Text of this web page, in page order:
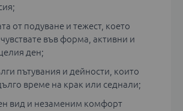
от подуване и тежест, което
във форма, активни и
ден;
пътувания и дейности, които
време на крак или седнали;
вид и незаменим комфорт